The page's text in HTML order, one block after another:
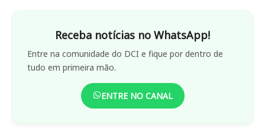
Receba notícias no WhatsApp!
Entre na comunidade do DCI e fique por dentro de
tudo em primeira mão.
ENTRE NO CANAL